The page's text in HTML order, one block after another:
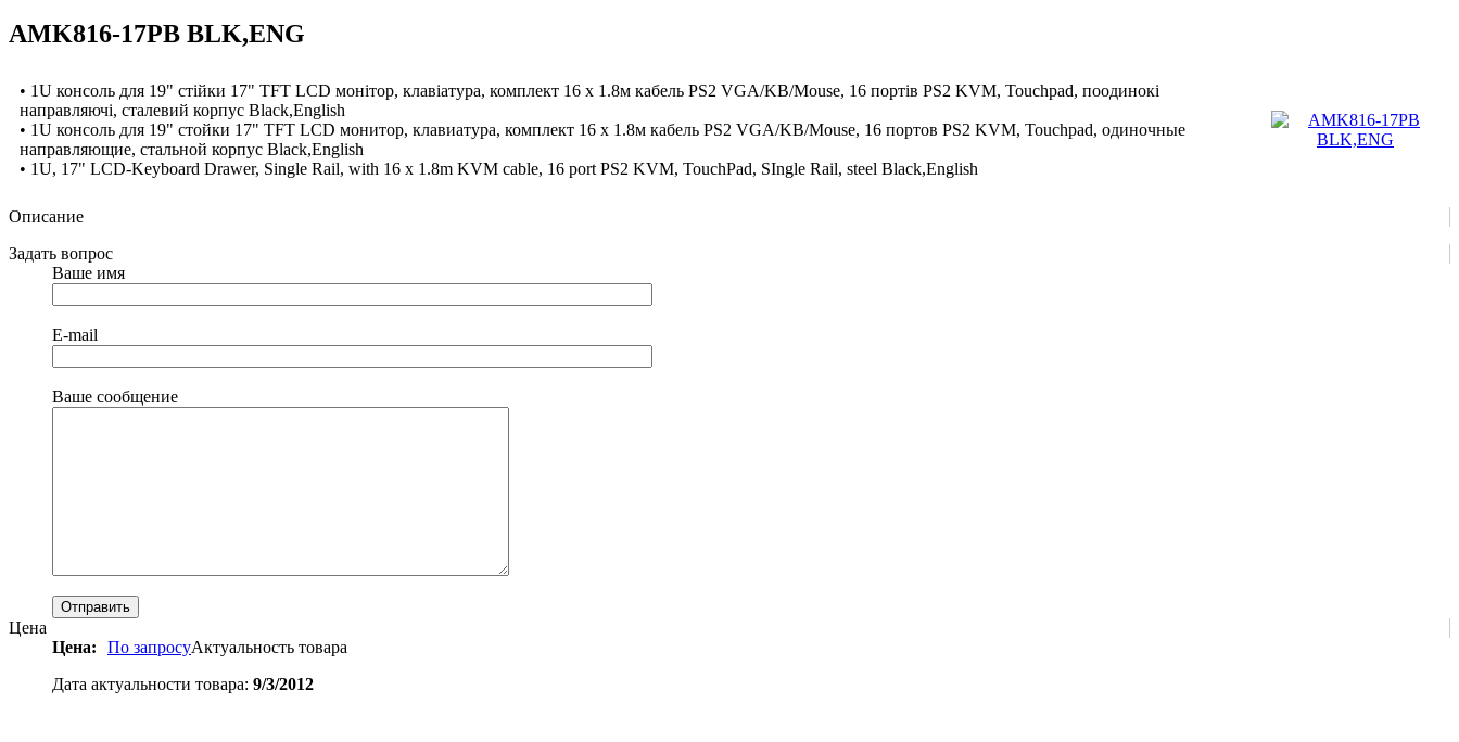
AMK816-17PB BLK,ENG
• 1U консоль для 19" стійки 17" TFT LCD монітор, клавіатура, комплект 16 х 1.8м кабель PS2 VGA/KB/Mouse, 16 портів PS2 KVM, Touchpad, поодинокі
направляючі, сталевий корпус Black,English
• 1U консоль для 19" стойки 17" TFT LCD монитор, клавиатура, комплект 16 х 1.8м кабель PS2 VGA/KB/Mouse, 16 портов PS2 KVM, Touchpad, одиночные
направляющие, стальной корпус Black,English
• 1U, 17" LCD-Keyboard Drawer, Single Rail, with 16 x 1.8m KVM cable, 16 port PS2 KVM, TouchPad, SIngle Rail, steel Black,English
Описание
Задать вопрос
Ваше имя
E-mail
Ваше сообщение
Цена
Цена:
По запросуАктуальность товара
Дата актуальности товара: 9/3/2012